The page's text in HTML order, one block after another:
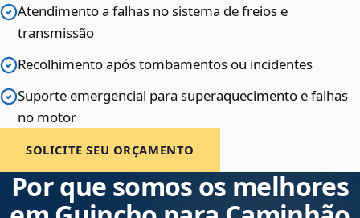
Atendimento a falhas no sistema de freios e
transmissão
Recolhimento após tombamentos ou incidentes
Suporte emergencial para superaquecimento e falhas
no motor
SOLICITE SEU ORÇAMENTO
Por que somos os melhores